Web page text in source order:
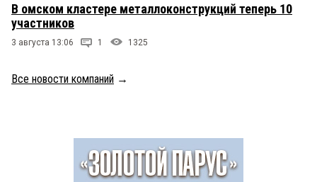
В омском кластере металлоконструкций теперь 10
участников
3 августа 13:06 1 1325
Все новости компаний →